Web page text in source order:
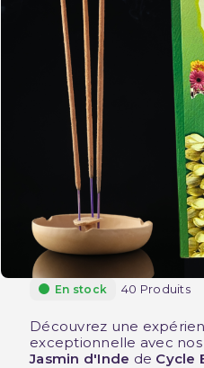
En stock 40 Produits
Découvrez une
exceptionnelle avec nos
Jasmin d'Inde de Cycle